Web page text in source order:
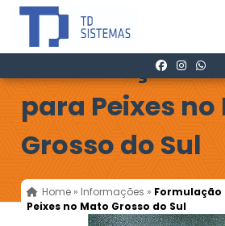
Formulação de
para Peixes no
Grosso do Sul
Home » Informações » Formulação
Peixes no Mato Grosso do Sul